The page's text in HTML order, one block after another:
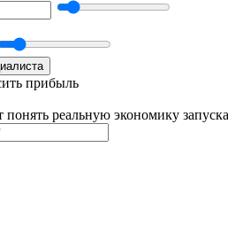
прибыль
реальную экономику